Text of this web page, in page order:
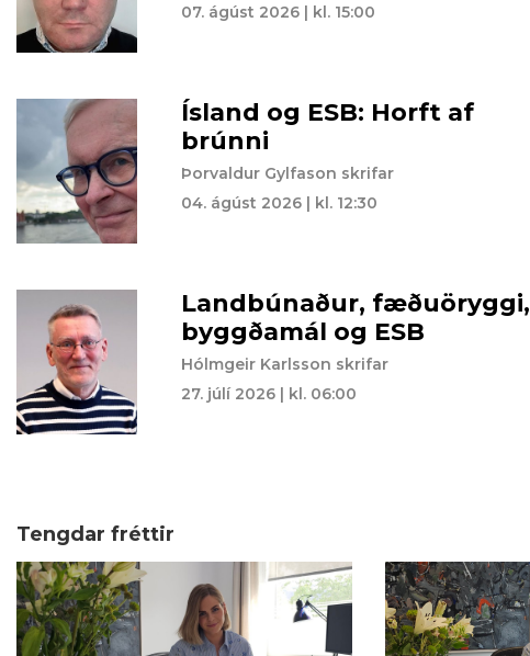
07. ágúst 2026 | kl. 15:00
Ísland og ESB: Horft af
brúnni
Þorvaldur Gylfason skrifar
04. ágúst 2026 | kl. 12:30
Landbúnaður, fæðuöryggi,
byggðamál og ESB
Hólmgeir Karlsson skrifar
27. júlí 2026 | kl. 06:00
Tengdar fréttir